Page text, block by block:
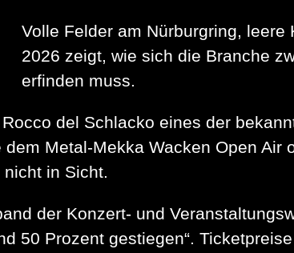
Volle Felder am Nürburgring,
2026 zeigt, wie sich die Branche
erfinden muss.
del Schlacko eines der
Metal-Mekka Wacken Open Air
in Sicht.
der Konzert- und
50 Prozent gestiegen“.